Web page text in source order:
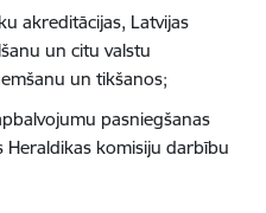
akreditācijas, Latvijas
un citu valstu
un tikšanos;
pasniegšanas
Heraldikas komisiju darbību